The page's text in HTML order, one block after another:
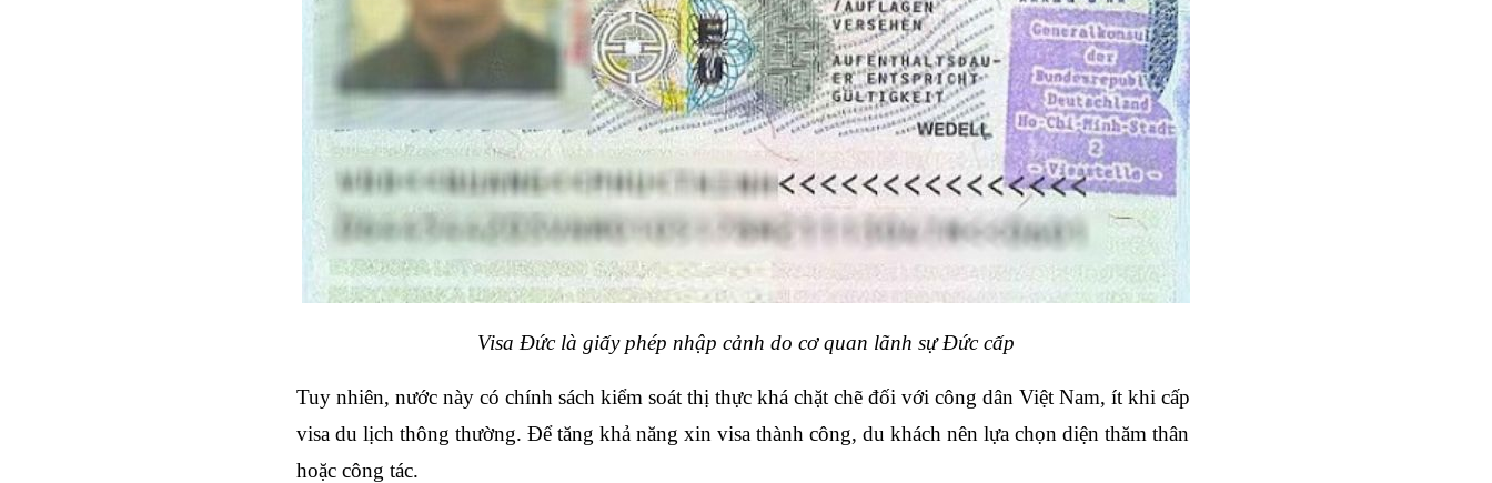
Visa Đức là giấy phép nhập cảnh do cơ quan lãnh sự Đức cấp
Tuy nhiên, nước này có chính sách kiểm soát thị thực khá chặt chẽ đối với công dân Việt Nam, ít khi cấp
visa du lịch thông thường. Để tăng khả năng xin visa thành công, du khách nên lựa chọn diện thăm thân
hoặc công tác.